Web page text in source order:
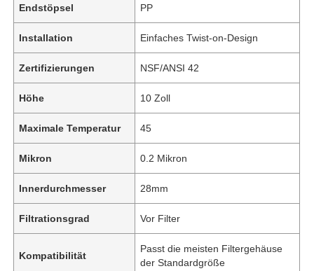
Produkte
Endstöpsel PP
Installation Einfaches Twist-on-Design
Zertifizierungen NSF/ANSI 42
Höhe 10 Zoll
Maximale Temperatur 45
Mikron 0.2 Mikron
Innerdurchmesser 28mm
Filtrationsgrad Vor Filter
Kompatibilität
Passt die meisten Filtergehäuse
der Standardgröße